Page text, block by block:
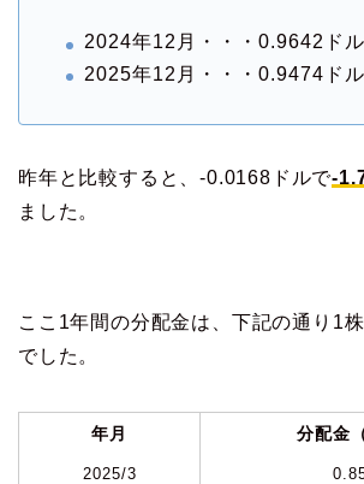
2024年12月・・・0.9642ドル
2025年12月・・・0.9474ドル
昨年と比較すると、-0.0168ドルで-
ました。
ここ1年間の分配金は、下記の通り1
でした。
年月 分配金
2025/3